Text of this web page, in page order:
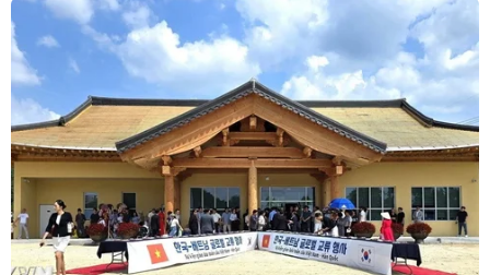
#TEPCO #rò rỉ phóng xạ
#Fukushima số 1
#sóng thần
Nhật Bản
Theo dõi VietnamPlus